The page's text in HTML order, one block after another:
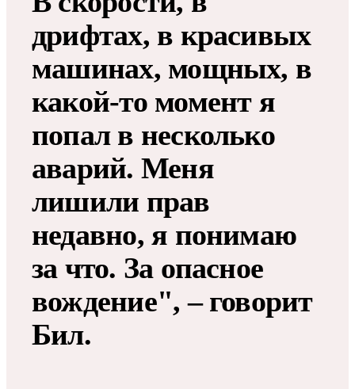
дрифтах, в красивых
машинах, мощных, в
какой-то момент я
попал в несколько
аварий. Меня
лишили прав
недавно, я понимаю
за что. За опасное
вождение", – говорит
Бил.